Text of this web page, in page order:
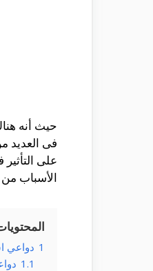
حيث أنه
فى العديد
على
الأسباب
1 دواعي
1.1